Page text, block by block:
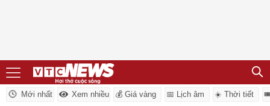
Mới nhất Xem nhiều 💰 Giá vàng 📅 Lịch âm ☀️ Thời tiết